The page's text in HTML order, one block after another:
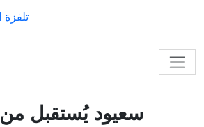
تلفزة
سعيود يُستقبل